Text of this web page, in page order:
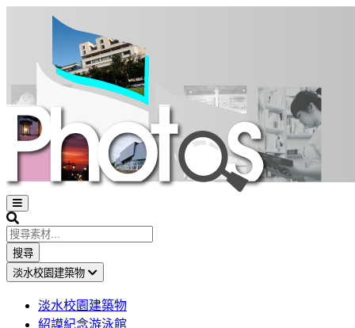
Open
sidebar
Search
搜尋
淡水校園建築物
淡水校園建築物
紹謨紀念游泳館